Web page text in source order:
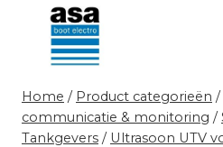
Doorgaan
inhoud
Home / Product categorieën /
communicatie & monitoring /
Tankgevers / Ultrasoon UTV